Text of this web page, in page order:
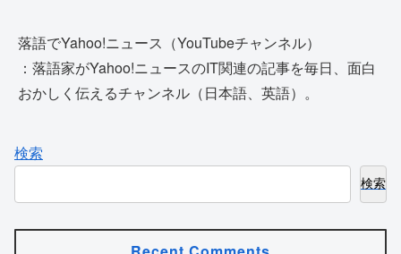
落語でYahoo!ニュース（YouTubeチャンネル）
：落語家がYahoo!ニュースのIT関連の記事を毎日、面白
おかしく伝えるチャンネル（日本語、英語）。
検索
検索